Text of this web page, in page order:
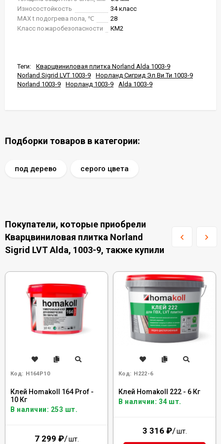
Износостойкость
34 класс
MAX t подогрева пола, ℃
28
Класс пожаробезопасности
КМ2
Теги:
Кварцвиниловая плитка Norland Alda 1003-9
Norland Sigrid LVT 1003-9
Норланд Сигрид Эл Ви Ти 1003-9
Norland 1003-9
Норланд 1003-9 Alda 1003-9
Подборки товаров в категории:
под дерево серого цвета
Покупатели, которые приобрели
Кварцвиниловая плитка Norland
Sigrid LVT Alda, 1003-9, также купили
Код: H164P10
Клей Homakoll 164 Prof -
10 Кг
В наличии: 253 шт.
7 299 ₽/шт.
Код: H222-6
Клей Homakoll 222 - 6 Кг
В наличии: 34 шт.
3 316 ₽/шт.